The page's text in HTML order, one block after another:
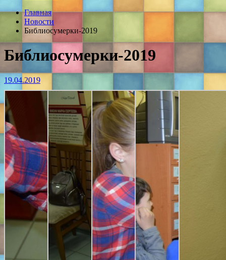
Главная
Новости
Библиосумерки-2019
Библиосумерки-2019
19.04.2019